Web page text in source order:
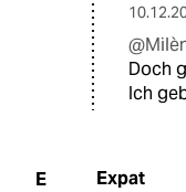
Doch
Ich
E Expat